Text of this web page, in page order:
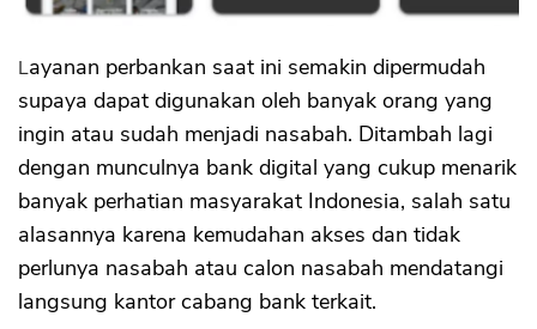
Layanan perbankan saat ini semakin dipermudah
supaya dapat digunakan oleh banyak orang yang
ingin atau sudah menjadi nasabah. Ditambah lagi
dengan munculnya bank digital yang cukup menarik
banyak perhatian masyarakat Indonesia, salah satu
alasannya karena kemudahan akses dan tidak
perlunya nasabah atau calon nasabah mendatangi
langsung kantor cabang bank terkait.